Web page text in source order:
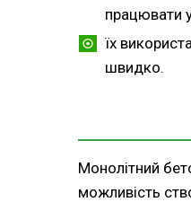
працювати
їх
швидко.
Монолітний
можливість